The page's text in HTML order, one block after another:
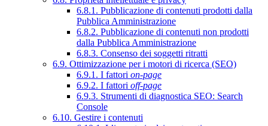
6.8.1. Pubblicazione di contenuti prodotti dalla
Pubblica Amministrazione
6.8.2. Pubblicazione di contenuti non prodotti
dalla Pubblica Amministrazione
6.8.3. Consenso dei soggetti ritratti
6.9. Ottimizzazione per i motori di ricerca (SEO)
6.9.1. I fattori on-page
6.9.2. I fattori off-page
6.9.3. Strumenti di diagnostica SEO: Search
Console
6.10. Gestire i contenuti